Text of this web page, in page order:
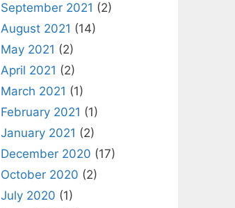
September 2021 (2)
August 2021 (14)
May 2021 (2)
April 2021 (2)
March 2021 (1)
February 2021 (1)
January 2021 (2)
December 2020 (17)
October 2020 (2)
July 2020 (1)